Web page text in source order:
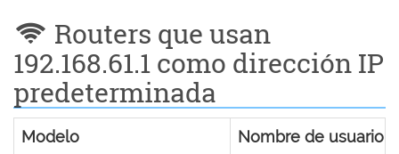
Routers que usan
192.168.61.1 como dirección IP
predeterminada
Modelo Nombre de usuario